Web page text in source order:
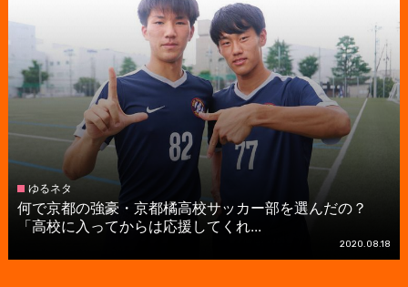
ゆるネタ
何で京都の強豪・京都橘高校サッカー部を選んだの？
「高校に入ってからは応援してくれ...
2020.08.18